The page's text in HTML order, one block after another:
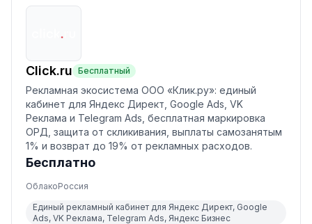
Click.ru Бесплатный
Рекламная экосистема ООО «Клик.ру»: единый
кабинет для Яндекс Директ, Google Ads, VK
Реклама и Telegram Ads, бесплатная маркировка
ОРД, защита от скликивания, выплаты самозанятым
1% и возврат до 19% от рекламных расходов.
Бесплатно
ОблакоРоссия
Единый рекламный кабинет для Яндекс Директ, Google
Ads, VK Реклама, Telegram Ads, Яндекс Бизнес